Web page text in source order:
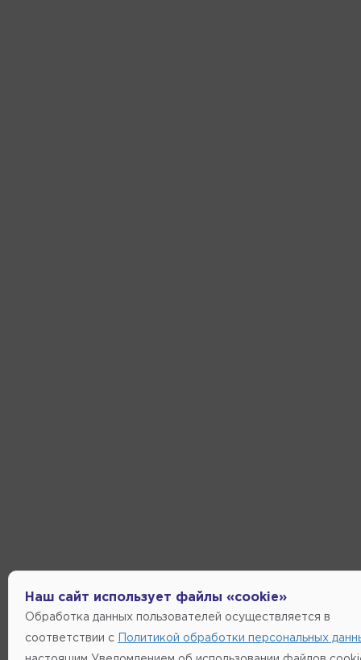
Наш сайт использует файлы «cookie»
Обработка данных пользователей осуществляется в
соответствии с Политикой обработки персональных